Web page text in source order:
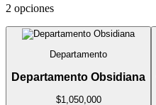
2 opciones
Departamento
Departamento Obsidiana
$1,050,000